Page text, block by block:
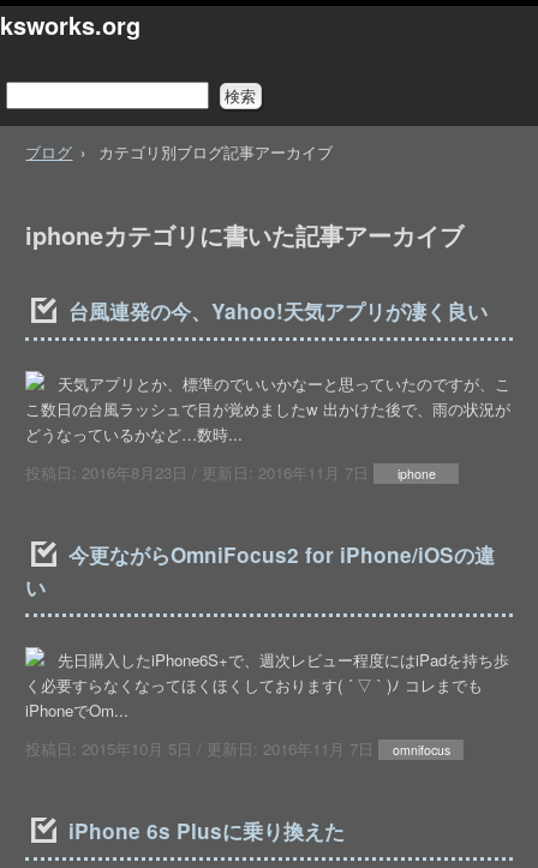
ksworks.org
ブログ カテゴリ別ブログ記事アーカイブ
iphoneカテゴリに書いた記事アーカイブ
台風連発の今、Yahoo!天気アプリが凄く良い
天気アプリとか、標準のでいいかなーと思っていたのですが、こ
こ数日の台風ラッシュで目が覚めましたw 出かけた後で、雨の状況が
どうなっているかなど…数時...
投稿日: 2016年8月23日 / 更新日: 2016年11月 7日 iphone
今更ながらOmniFocus2 for iPhone/iOSの違
い
先日購入したiPhone6S+で、週次レビュー程度にはiPadを持ち歩
く必要すらなくなってほくほくしております( ´ ▽ ` )ﾉ コレまでも
iPhoneでOm...
投稿日: 2015年10月 5日 / 更新日: 2016年11月 7日 omnifocus
iPhone 6s Plusに乗り換えた